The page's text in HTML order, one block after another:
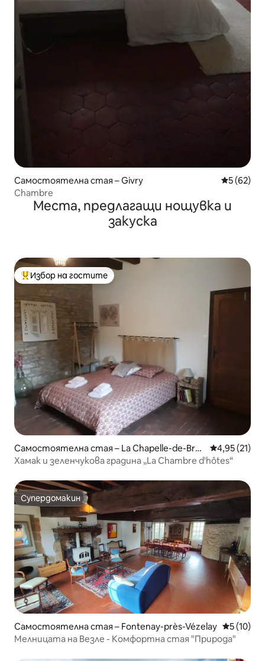
Самостоятелна стая – Givry Средна
5 (62)
Chambre
Места, предлагащи нощувка и
закуска
Най-популярен избор на гостите
Избор на гостите
Самостоятелна стая – La Chapelle-de-Brag
ny
Средна
4,95 (21)
Хамак и зеленчукова градина „La Chambre d'hôtes“
Супердомакин
Супердомакин
Самостоятелна стая – Fontenay-près-Vézelay Средна
5 (10)
Мелницата на Везле - Комфортна стая "Природа"